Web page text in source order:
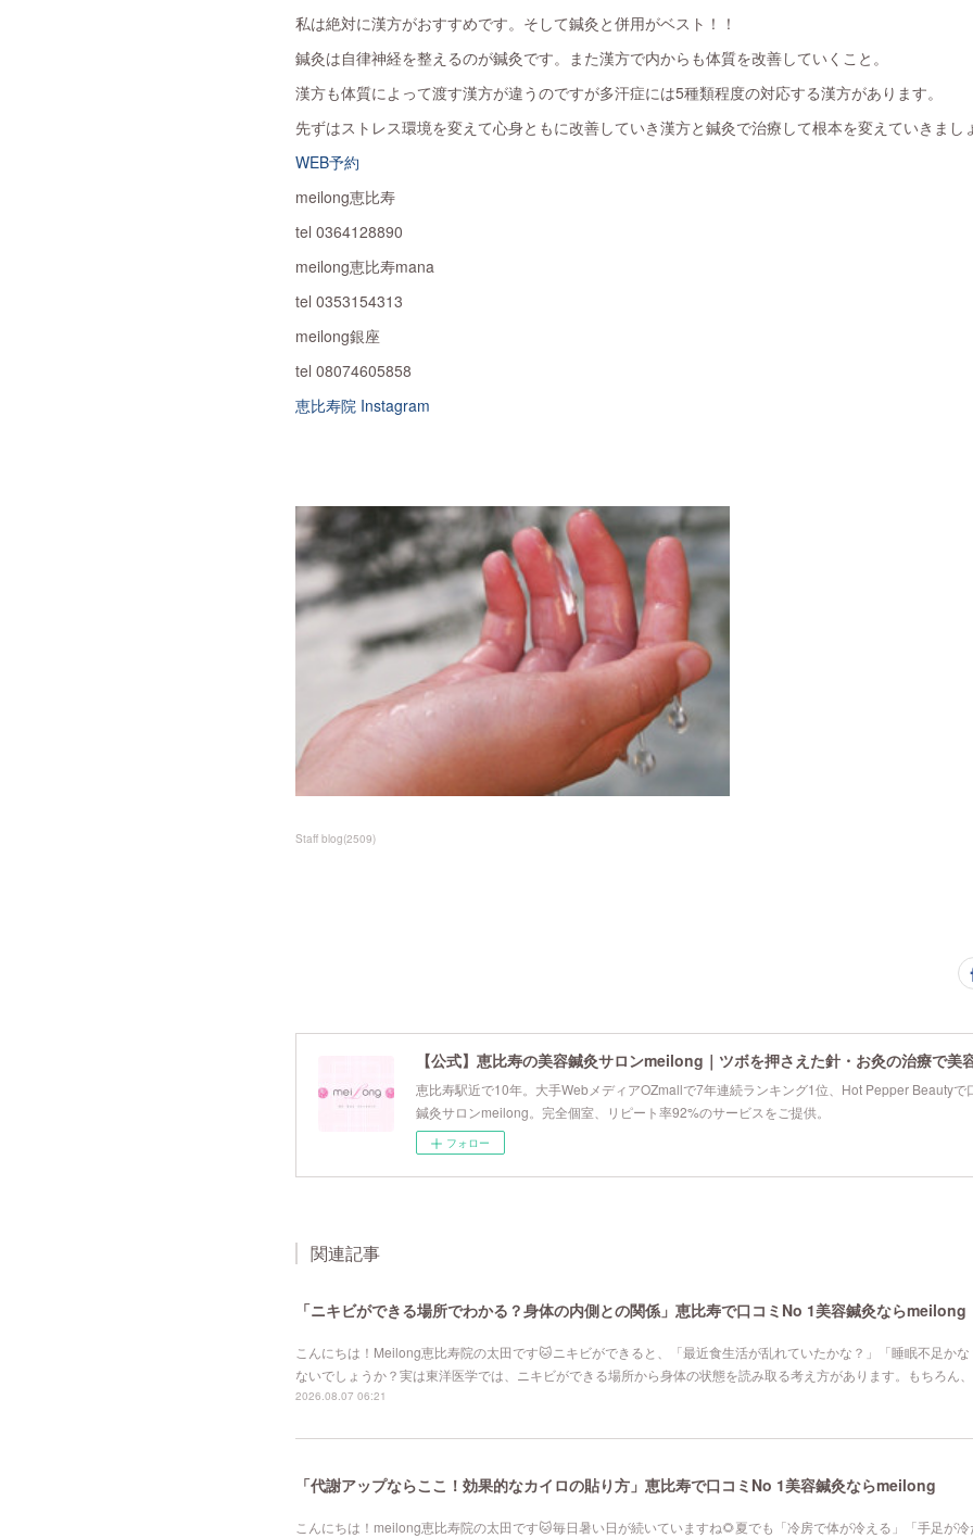
私は絶対に漢方がおすすめです。そして鍼灸と併用がベスト！！
鍼灸は自律神経を整えるのが鍼灸です。また漢方で内からも体質を改善していくこと。
漢方も体質によって渡す漢方が違うのですが多汗症には5種類程度の対応する漢方があります。
先ずはストレス環境を変えて心身ともに改善していき漢方と鍼灸で治療して根本を変えていきまし
WEB予約
meilong恵比寿
tel 0364128890
meilong恵比寿mana
tel 0353154313
meilong銀座
tel 08074605858
恵比寿院 Instagram
Staff blog(2509)
【公式】恵比寿の美容鍼灸サロンmeilong｜ツボを押さえた針・お灸の治療で美
恵比寿駅近で10年。大手WebメディアOZmallで7年連続ランキング1位、Hot Pepper Beautyで
鍼灸サロンmeilong。完全個室、リピート率92%のサービスをご提供。
フォロー
関連記事
「ニキビができる場所でわかる？身体の内側との関係」恵比寿で口コミNo 1美容鍼灸ならmeilong
こんにちは！Meilong恵比寿院の太田です🐱ニキビができると、「最近食生活が乱れていたかな？」「睡眠不足か
ないでしょうか？実は東洋医学では、ニキビができる場所から身体の状態を読み取る考え方があります。もちろん
2026.08.07 06:21
「代謝アップならここ！効果的なカイロの貼り方」恵比寿で口コミNo 1美容鍼灸ならmeilong
こんにちは！meilong恵比寿院の太田です🐱毎日暑い日が続いていますね🌻夏でも「冷房で体が冷える」「手足が